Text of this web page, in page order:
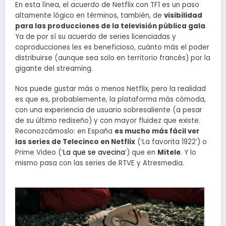
En esta línea, el acuerdo de Netflix con TF1 es un paso
altamente lógico en términos, también, de visibilidad
para las producciones de la televisión pública gala.
Ya de por sí su acuerdo de series licenciadas y
coproducciones les es beneficioso, cuánto más el poder
distribuirse (aunque sea solo en territorio francés) por la
gigante del streaming.
Nos puede gustar más o menos Netflix, pero la realidad
es que es, probablemente, la plataforma más cómoda,
con una experiencia de usuario sobresaliente (a pesar
de su último rediseño) y con mayor fluidez que existe.
Reconozcámoslo: en España es mucho más fácil ver
las series de Telecinco en Netflix (‘La favorita 1922’) o
Prime Video (‘La que se avecina‘) que en Mitele. Y lo
mismo pasa con las series de RTVE y Atresmedia.